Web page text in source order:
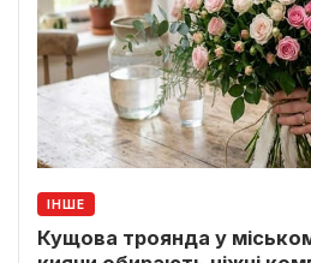
ІНШЕ
Кущова троянда у